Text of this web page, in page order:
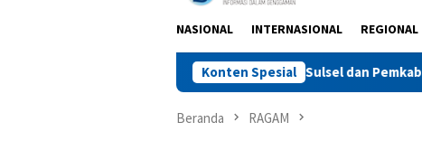
NASIONAL INTERNASIONAL REGIONAL
Konten Spesial
Silaturahmi Brimob Sulsel dan Pemkab Sidrap: Sinergi
Beranda RAGAM